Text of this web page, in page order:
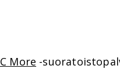
C More -